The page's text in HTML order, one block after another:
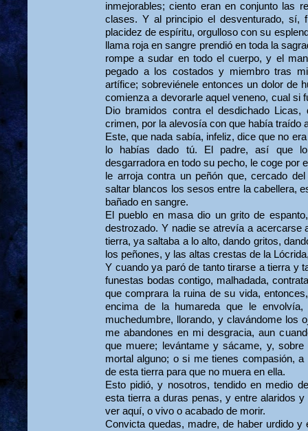
inmejorables; ciento eran en conjunto las
clases. Y al principio el desventurado, sí,
placidez de espíritu, orgulloso con su
llama roja en sangre prendió en toda la
rompe a sudar en todo el cuerpo, y el
pegado a los costados y miembro tras
artífice; sobreviénele entonces un dolor de
comienza a devorarle aquel veneno, cual si
Dio bramidos contra el desdichado
crimen, por la alevosía con que había traído
Este, que nada sabía, infeliz, dice que no
lo habías dado tú. El padre, así que
desgarradora en todo su pecho, le coge por
le arroja contra un peñón que, cercado
saltar blancos los sesos entre la cabellera,
bañado en sangre.
El pueblo en masa dio un grito de
destrozado. Y nadie se atrevía a acercarse
tierra, ya saltaba a lo alto, dando gritos,
los peñones, y las altas crestas de la
Y cuando ya paró de tanto tirarse a tierra y
funestas bodas contigo, malha­dada,
que comprara la ruina de su vida,
encima de la humareda que le
muchedumbre, llorando, y clavándome los
me abandones en mi desgracia, aun
que muere; levántame y sácame, y,
mortal alguno; o si me tienes compasión,
de esta tierra para que no muera en ella.
Esto pidió, y nosotros, tendido en medio
esta tierra a duras penas, y entre alaridos
ver aquí, o vivo o acabado de morir.
Convicta quedas, madre, de haber urdido y